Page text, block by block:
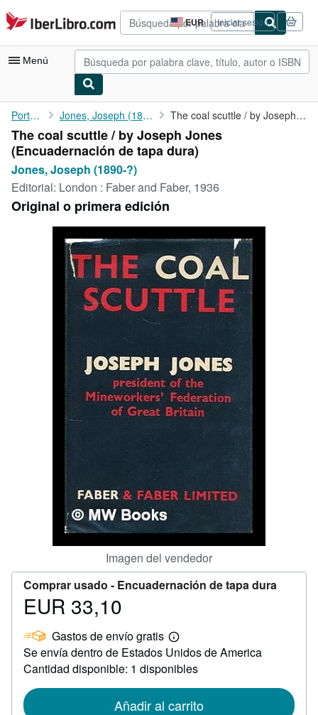
Pasar al contenido principal
IberLibro.com EUR
Preferencias
de
compra
del
Iniciar sesión
Menú
Mi cuenta
Consultar mis pedidos
Búsqueda avanzada
Colecciones
Libros antiguos
Arte y coleccionismo
Vendedores
Comenzar a vender
CERRAR
Portada Jones, Joseph (1890-?) The coal scuttle / by Joseph Jones
The coal scuttle / by Joseph Jones
(Encuadernación de tapa dura)
Jones, Joseph (1890-?)
Editorial: London : Faber and Faber, 1936
Original o primera edición
Imagen del vendedor
Comprar usado - Encuadernación de tapa dura
Precio
33,10
EUR 33,10
Gastos de envío gratis
Más
información
sobre
las
envío
Se envía dentro de Estados Unidos de America
Cantidad disponible: 1 disponibles
Añadir al carrito